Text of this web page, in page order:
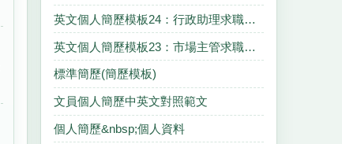
英文個人簡歷模板24：行政助理求職簡歷
英文個人簡歷模板23：市場主管求職簡歷
標準簡歷(簡歷模板)
文員個人簡歷中英文對照範文
個人簡歷&nbsp;個人資料